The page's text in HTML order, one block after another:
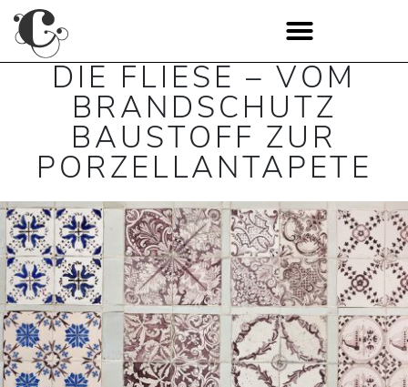
DIE FLIESE – VOM
BRANDSCHUTZ
BAUSTOFF ZUR
PORZELLANTAPETE